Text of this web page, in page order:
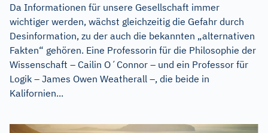
Da Informationen für unsere Gesellschaft immer
wichtiger werden, wächst gleichzeitig die Gefahr durch
Desinformation, zu der auch die bekannten „alternativen
Fakten“ gehören. Eine Professorin für die Philosophie der
Wissenschaft – Cailin O´Connor – und ein Professor für
Logik – James Owen Weatherall –, die beide in
Kalifornien...